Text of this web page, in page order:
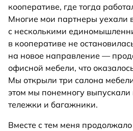
кооперативе, где тогда
Многие мои партнеры уехали
с несколькими
в кооперативе не
на новое направление —
офисной мебели, что
Мы открыли три салона
этом мы понемногу выпускали
тележки и багажники.
Вместе с тем меня продолжало